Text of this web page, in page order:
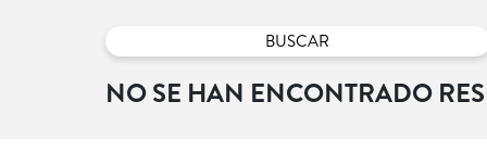
NO SE HAN ENCONTRADO